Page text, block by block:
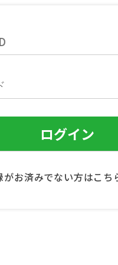
お済みでない方はこち